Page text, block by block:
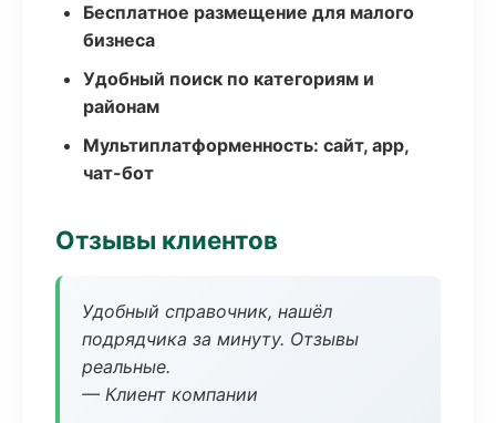
Бесплатное размещение для малого
бизнеса
Удобный поиск по категориям и
районам
Мультиплатформенность: сайт, app,
чат-бот
Отзывы клиентов
Удобный справочник, нашёл
подрядчика за минуту. Отзывы
реальные.
— Клиент компании